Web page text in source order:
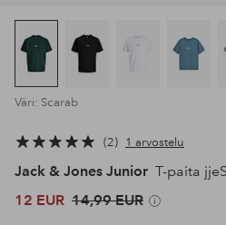
Väri: Scarab
2 1 arvostelu
Jack & Jones Junior T-paita
12 EUR 14,99 EUR